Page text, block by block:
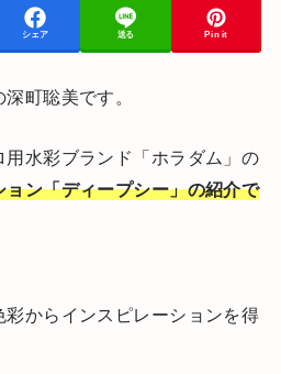
シェア 送る Pin it
町聡美です。
水彩ブランド「ホラダム」の
ン「ディープシー」の紹介で
からインスピレーションを得